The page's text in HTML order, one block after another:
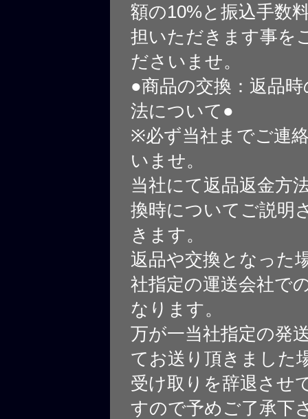
額の10%と振込手数
担いただきます事を
ださいませ。
●商品の交換：返品
法について●
※必ず当社までご連
いませ。
当社にて返品返金方
換時についてご説明
きます。
返品や交換となった
社指定の運送会社で
なります。
万が一当社指定の発
てお送り頂きました
受け取りを辞退させ
すので予めご了承下